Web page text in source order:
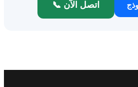
📞 اتصل الآن